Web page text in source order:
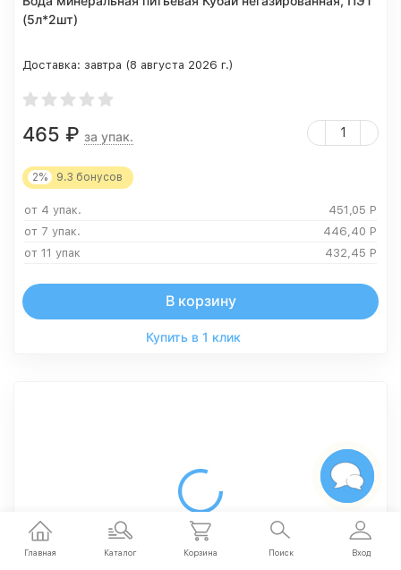
(5л*2шт)
Доставка: завтра (8 августа 2026 г.)
465 ₽ за упак.
2% 9.3 бонусов
от 4 упак. 451,05 Р
от 7 упак.
446,40 Р
от 11 упак
432,45 Р
В корзину
Купить в 1 клик
Главная Каталог Корзина Поиск Вход